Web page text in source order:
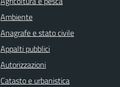
Ambiente
Anagrafe e stato civile
Appalti pubblici
Autorizzazioni
Catasto e urbanistica